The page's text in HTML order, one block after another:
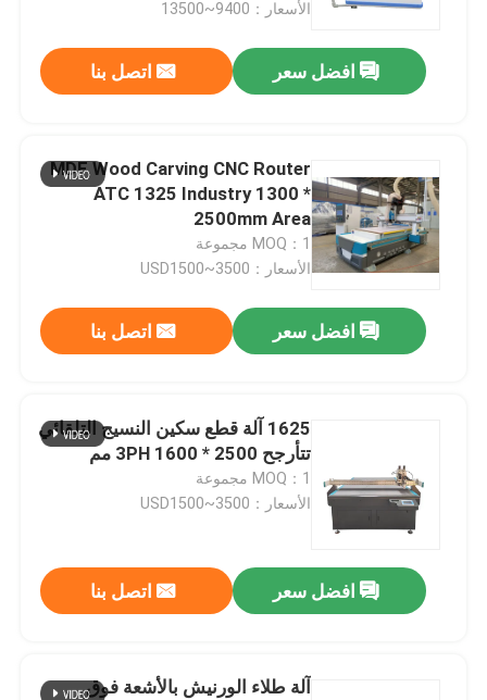
الأسعار：9400~13500
افضل سعر اتصل بنا
MDF Wood Carving CNC Router
ATC 1325 Industry 1300 *
2500mm Area
MOQ：1 مجموعة
الأسعار：USD1500~3500
افضل سعر اتصل بنا
1625 آلة قطع سكين النسيج التلقائي
تتأرجح 3PH 1600 * 2500 مم
MOQ：1 مجموعة
الأسعار：USD1500~3500
افضل سعر اتصل بنا
آلة طلاء الورنيش بالأشعة فوق